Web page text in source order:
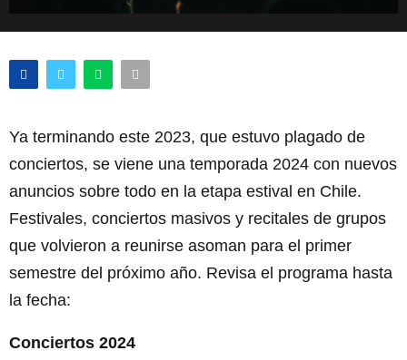
Ya terminando este 2023, que estuvo plagado de
conciertos, se viene una temporada 2024 con nuevos
anuncios sobre todo en la etapa estival en Chile.
Festivales, conciertos masivos y recitales de grupos
que volvieron a reunirse asoman para el primer
semestre del próximo año. Revisa el programa hasta
la fecha:
Conciertos 2024